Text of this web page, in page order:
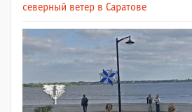
северный ветер в Саратове